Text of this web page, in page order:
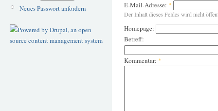
Neues Passwort anfordern
E-Mail-Adresse: *
Der Inhalt dieses Feldes wird nicht
Homepage:
Betreff:
Kommentar: *